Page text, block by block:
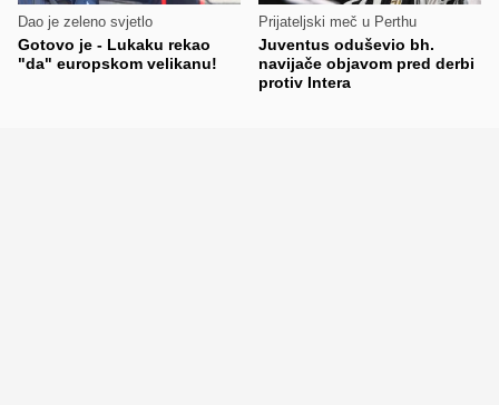
Dao je zeleno svjetlo
Gotovo je - Lukaku rekao
"da" europskom velikanu!
Prijateljski meč u Perthu
Juventus oduševio bh.
navijače objavom pred derbi
protiv Intera